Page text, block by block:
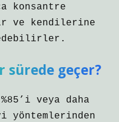
konsantre
ve kendilerine
sürede geçer?
veya daha
yöntemlerinden